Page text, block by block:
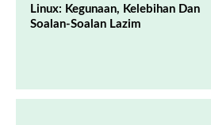
Linux: Kegunaan, Kelebihan Dan
Soalan-Soalan Lazim